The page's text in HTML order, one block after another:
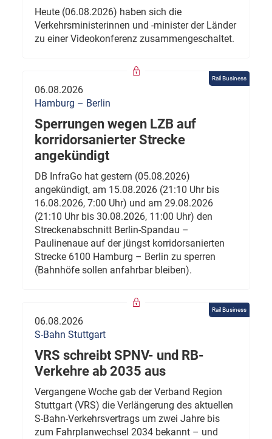
Heute (06.08.2026) haben sich die
Verkehrsministerinnen und -minister der Länder
zu einer Videokonferenz zusammengeschaltet.
Rail Business
06.08.2026
Hamburg – Berlin
Sperrungen wegen LZB auf
korridorsanierter Strecke
angekündigt
DB InfraGo hat gestern (05.08.2026)
angekündigt, am 15.08.2026 (21:10 Uhr bis
16.08.2026, 7:00 Uhr) und am 29.08.2026
(21:10 Uhr bis 30.08.2026, 11:00 Uhr) den
Streckenabschnitt Berlin-Spandau –
Paulinenaue auf der jüngst korridorsanierten
Strecke 6100 Hamburg – Berlin zu sperren
(Bahnhöfe sollen anfahrbar bleiben).
Rail Business
06.08.2026
S-Bahn Stuttgart
VRS schreibt SPNV- und RB-
Verkehre ab 2035 aus
Vergangene Woche gab der Verband Region
Stuttgart (VRS) die Verlängerung des aktuellen
S-Bahn-Verkehrsvertrags um zwei Jahre bis
zum Fahrplanwechsel 2034 bekannt – und